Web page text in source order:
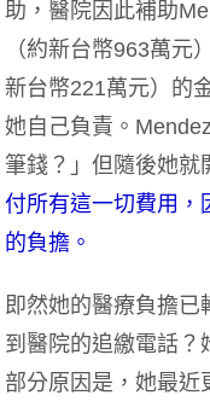
助，醫院因此補助
（約新台幣963萬元
新台幣221萬元）的
她自己負責。
筆錢？」但隨後她就
付所有這一切費用，
的負擔。
即然她的醫療負擔
到醫院的追繳電話？
部分原因是，她最近